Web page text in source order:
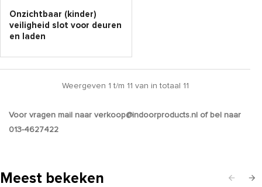
Voor vragen mail naar verkoop@indoorproducts.nl of bel naar
013-4627422
Onzichtbaar (kinder)
veiligheid slot voor deuren
en laden
Weergeven 1 t/m 11 van in totaal 11
Meest bekeken